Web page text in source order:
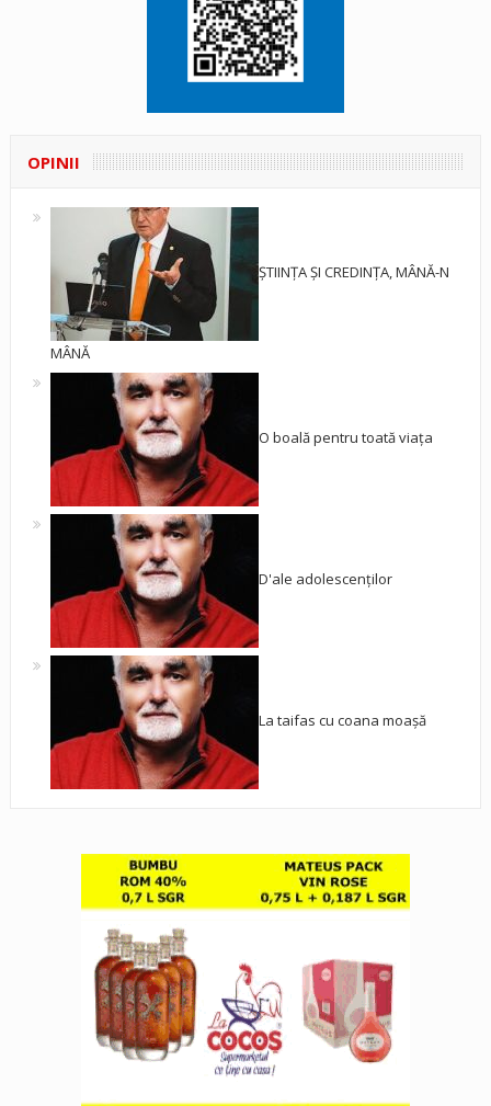
OPINII
ȘTIINȚA ȘI CREDINȚA, MÂNĂ-N
MÂNĂ
O boală pentru toată viața
D'ale adolescenților
La taifas cu coana moașă